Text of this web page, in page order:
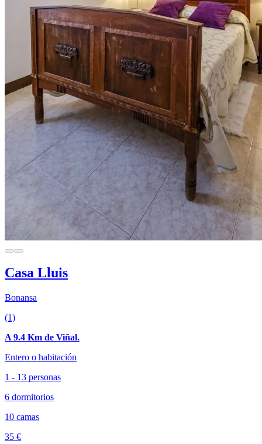
Casa Lluis
Bonansa
(1)
A 9.4 Km de Viñal.
Entero o habitación
1 - 13 personas
6 dormitorios
10 camas
35 €